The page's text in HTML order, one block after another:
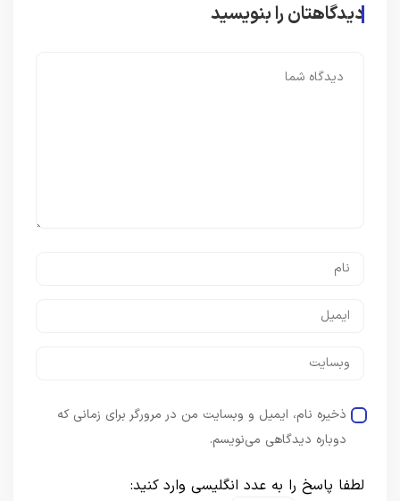
دیدگاهتان را بنویسید
ذخیره نام، ایمیل و وبسایت من در مرورگر برای زمانی که
دوباره دیدگاهی می‌نویسم.
لطفا پاسخ را به عدد انگلیسی وارد کنید: